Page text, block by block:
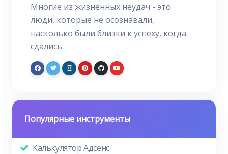
Многие из жизненных неудач - это
люди, которые не осознавали,
насколько были близки к успеху, когда
сдались.
Популярные инструменты
Калькулятор Адсенс